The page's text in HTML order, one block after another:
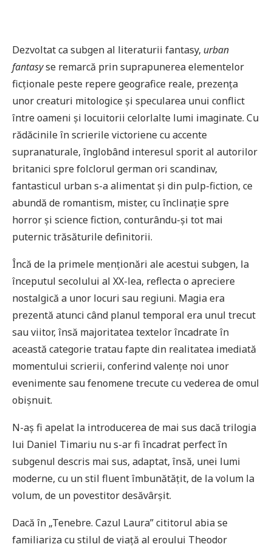
Dezvoltat ca subgen al literaturii fantasy, urban
fantasyse remarcă prin suprapunerea elementelor
ficționale peste repere geografice reale, prezența
unor creaturi mitologice și specularea unui conflict
între oameni și locuitorii celorlalte lumi imaginate. Cu
rădăcinile în scrierile victoriene cu accente
supranaturale, înglobând interesul sporit al autorilor
britanici spre folclorul german ori scandinav,
fantasticul urban s-a alimentat și din pulp-fiction, ce
abundă de romantism, mister, cu înclinație spre
horror și science fiction, conturându-și tot mai
puternic trăsăturile definitorii.
Încă de la primele menționări ale acestui subgen, la
începutul secolului al XX-lea, reflecta o apreciere
nostalgică a unor locuri sau regiuni. Magia era
prezentă atunci când planul temporal era unul trecut
sau viitor, însă majoritatea textelor încadrate în
această categorie tratau fapte din realitatea imediată
momentului scrierii, conferind valențe noi unor
evenimente sau fenomene trecute cu vederea de omul
obișnuit.
N-aș fi apelat la introducerea de mai sus dacă trilogia
lui Daniel Timariu nu s-ar fi încadrat perfect în
subgenul descris mai sus, adaptat, însă, unei lumi
moderne, cu un stil fluent îmbunătățit, de la volum la
volum, de un povestitor desăvârșit.
Dacă în „Tenebre. Cazul Laura” cititorul abia se
familiariza cu stilul de viață al eroului Theodor